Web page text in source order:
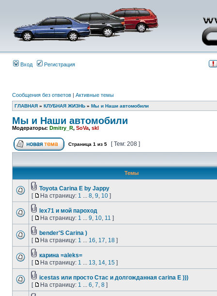
Вход Регистрация
Сообщения без ответов | Активные темы
ГЛАВНАЯ » КЛУБНАЯ ЖИЗНЬ » Мы и Наши автомобили
Мы и Наши автомобили
Модераторы: Dmitry_R, SoVa, skl
Страница 1 из 5 [ Тем: 208 ]
Темы
Toyota Carina E by Jappy
[
На страницу: 1 ... 8, 9, 10 ]
lex71 и мой пароход
[
На страницу: 1 ... 9, 10, 11 ]
bender'S Carina )
[
На страницу: 1 ... 16, 17, 18 ]
карина =aleks=
[
На страницу: 1 ... 13, 14, 15 ]
icestas или просто Стас и долгожданная carina E )))
[
На страницу: 1 ... 6, 7, 8 ]